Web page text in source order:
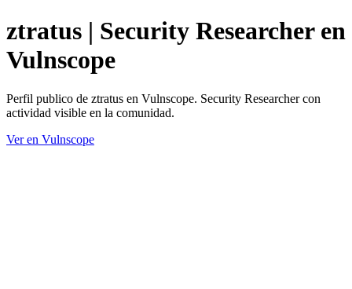
ztratus | Security Researcher en
Vulnscope
Perfil publico de ztratus en Vulnscope. Security Researcher con
actividad visible en la comunidad.
Ver en Vulnscope